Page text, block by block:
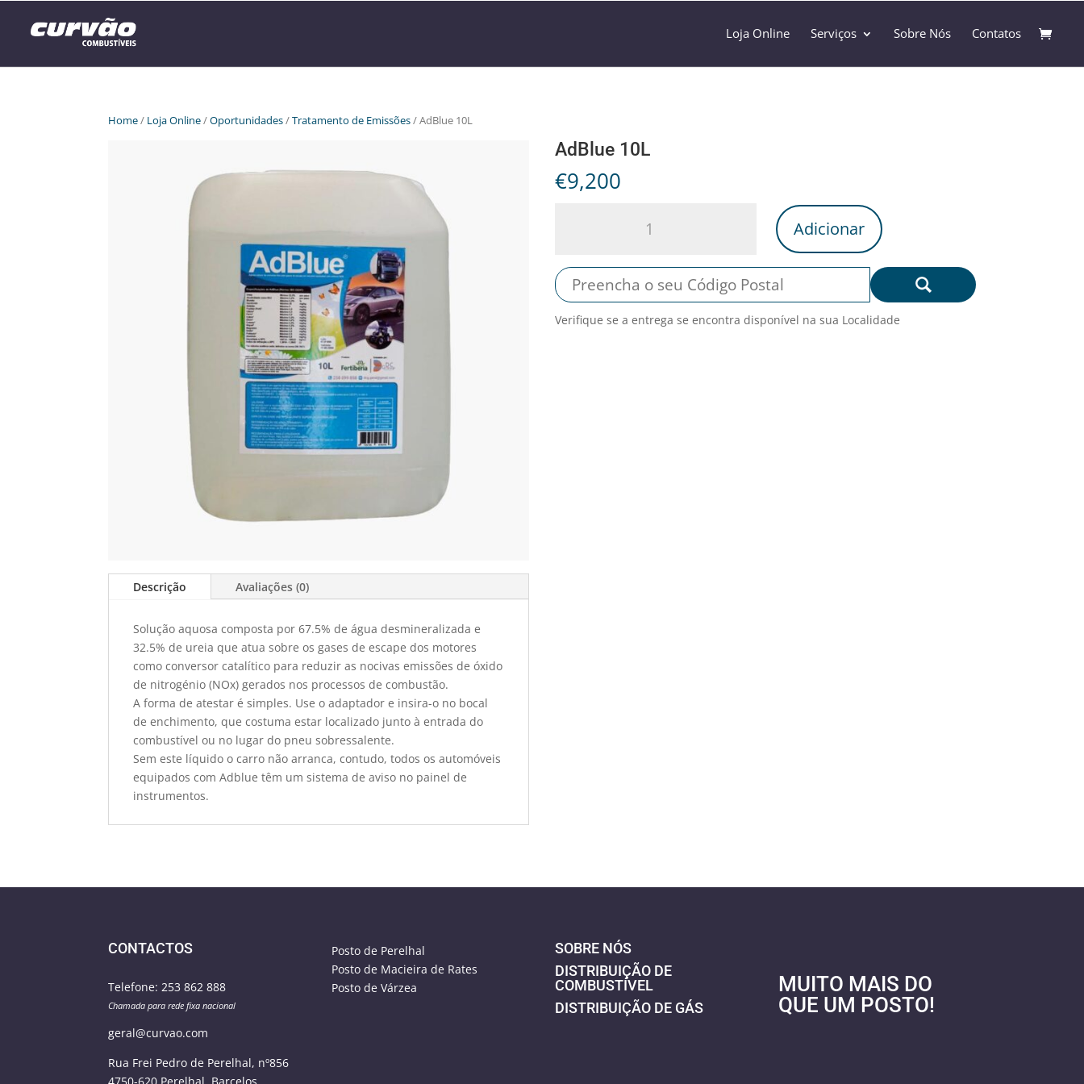
Loja Online Serviços Sobre Nós Contatos
Home/ Loja Online/Oportunidades/Tratamento de Emissões/ AdBlue 10L
Descrição Avaliações (0)
Solução aquosa composta por 67.5% de água desmineralizada e
32.5% de ureia que atua sobre os gases de escape dos motores
como conversor catalítico para reduzir as nocivas emissões de óxido
de nitrogénio (NOx) gerados nos processos de combustão.
A forma de atestar é simples. Use o adaptador e insira-o no bocal
de enchimento, que costuma estar localizado junto à entrada do
combustível ou no lugar do pneu sobressalente.
Sem este líquido o carro não arranca, contudo, todos os automóveis
equipados com Adblue têm um sistema de aviso no painel de
instrumentos.
AdBlue 10L
€9,200
Adicionar
Verifique se a entrega se encontra disponível na sua Localidade
CONTACTOS
Telefone: 253 862 888
Chamada para rede fixa nacional
geral@curvao.com
Rua Frei Pedro de Perelhal, nº856
Posto de Perelhal
Posto de Macieira de Rates
Posto de Várzea
SOBRE NÓS
DISTRIBUIÇÃO DE
COMBUSTÍVEL
DISTRIBUIÇÃO DE GÁS
MUITO MAIS DO
QUE UM POSTO!